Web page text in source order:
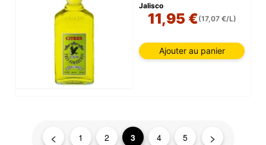
Jalisco
11,95 €(17,07 €/L)
Ajouter au panier
< 1 2 3 4 5 >